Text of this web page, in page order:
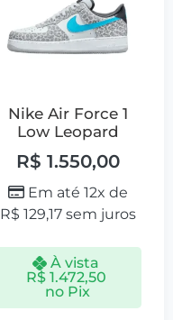
Nike Air Force 1
Low Leopard
R$ 1.550,00
Em até 12x de
R$ 129,17sem juros
À vista
R$1.472,50
no Pix